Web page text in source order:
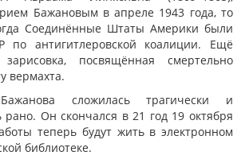
Бажановым в апреле 1943 года, то
Соединённые Штаты Америки были
по антигитлеровской коалиции. Ещё
посвящённая смертельно
вермахта.
сложилась трагически и
рано. Он скончался в 21 год 19 октября
теперь будут жить в электронном
библиотеке.